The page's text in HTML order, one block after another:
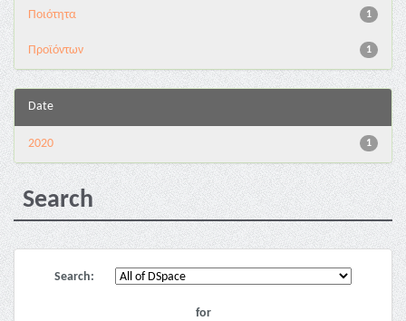
1
Ποιότητα
1
Προϊόντων
Date
1
2020
Search
Search:
for